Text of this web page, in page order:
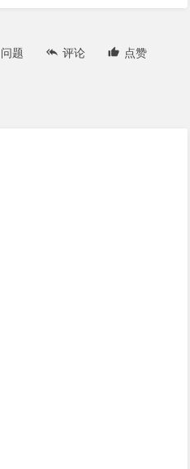
问题 评论 点赞